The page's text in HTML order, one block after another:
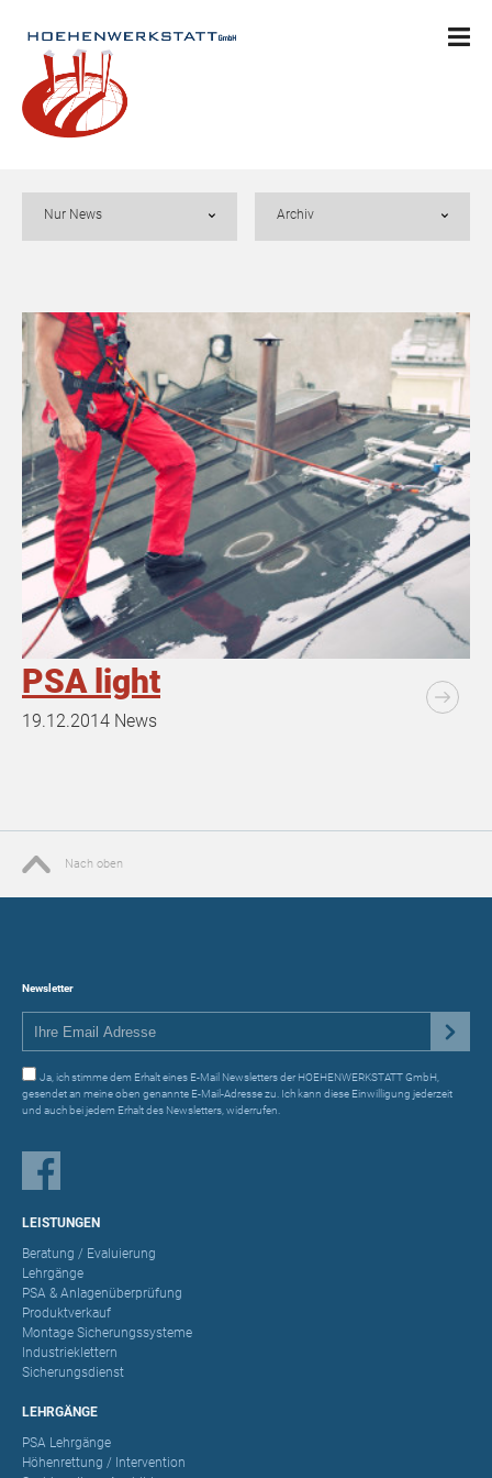
Archiv
Nur News
PSA light
19.12.2014 News
Nach oben
Newsletter
Ja, ich stimme dem Erhalt eines E-Mail Newsletters der HOEHENWERKSTATT GmbH,
gesendet an meine oben genannte E-Mail-Adresse zu. Ich kann diese Einwilligung jederzeit
und auch bei jedem Erhalt des Newsletters, widerrufen.
LEISTUNGEN
Beratung / Evaluierung
Lehrgänge
PSA & Anlagenüberprüfung
Produktverkauf
Montage Sicherungssysteme
Industrieklettern
Sicherungsdienst
LEHRGÄNGE
PSA Lehrgänge
Höhenrettung / Intervention